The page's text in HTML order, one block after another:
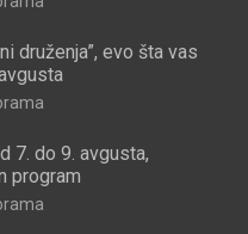
druženja”, evo šta vas
7. do 9. avgusta,
program